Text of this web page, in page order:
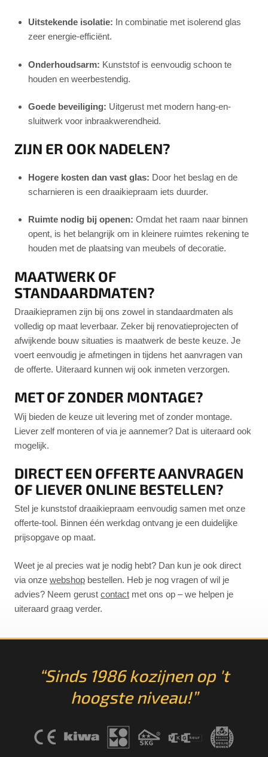
Uitstekende isolatie: In combinatie met isolerend glas
zeer energie-efficiënt.
Onderhoudsarm: Kunststof is eenvoudig schoon te
houden en weerbestendig.
Goede beveiliging: Uitgerust met modern hang-en-
sluitwerk voor inbraakwerendheid.
ZIJN ER OOK NADELEN?
Hogere kosten dan vast glas: Door het beslag en de
scharnieren is een draaikiepraam iets duurder.
Ruimte nodig bij openen: Omdat het raam naar binnen
opent, is het belangrijk om in kleinere ruimtes rekening te
houden met de plaatsing van meubels of decoratie.
MAATWERK OF
STANDAARDMATEN?
Draaikiepramen zijn bij ons zowel in standaardmaten als
volledig op maat leverbaar. Zeker bij renovatieprojecten of
afwijkende bouw situaties is maatwerk de beste keuze. Je
voert eenvoudig je afmetingen in tijdens het aanvragen van
de offerte. Uiteraard kunnen wij ook inmeten verzorgen.
MET OF ZONDER MONTAGE?
Wij bieden de keuze uit levering met of zonder montage.
Liever zelf monteren of via je aannemer? Dat is uiteraard ook
mogelijk.
DIRECT EEN OFFERTE AANVRAGEN
OF LIEVER ONLINE BESTELLEN?
Stel je kunststof draaikiepraam eenvoudig samen met onze
offerte-tool. Binnen één werkdag ontvang je een duidelijke
prijsopgave op maat.
Weet je al precies wat je nodig hebt? Dan kun je ook direct
via onze webshop bestellen. Heb je nog vragen of wil je
advies? Neem gerust contact met ons op – we helpen je
uiteraard graag verder.
“Sinds 1986 kozijnen op 't
hoogste niveau!”